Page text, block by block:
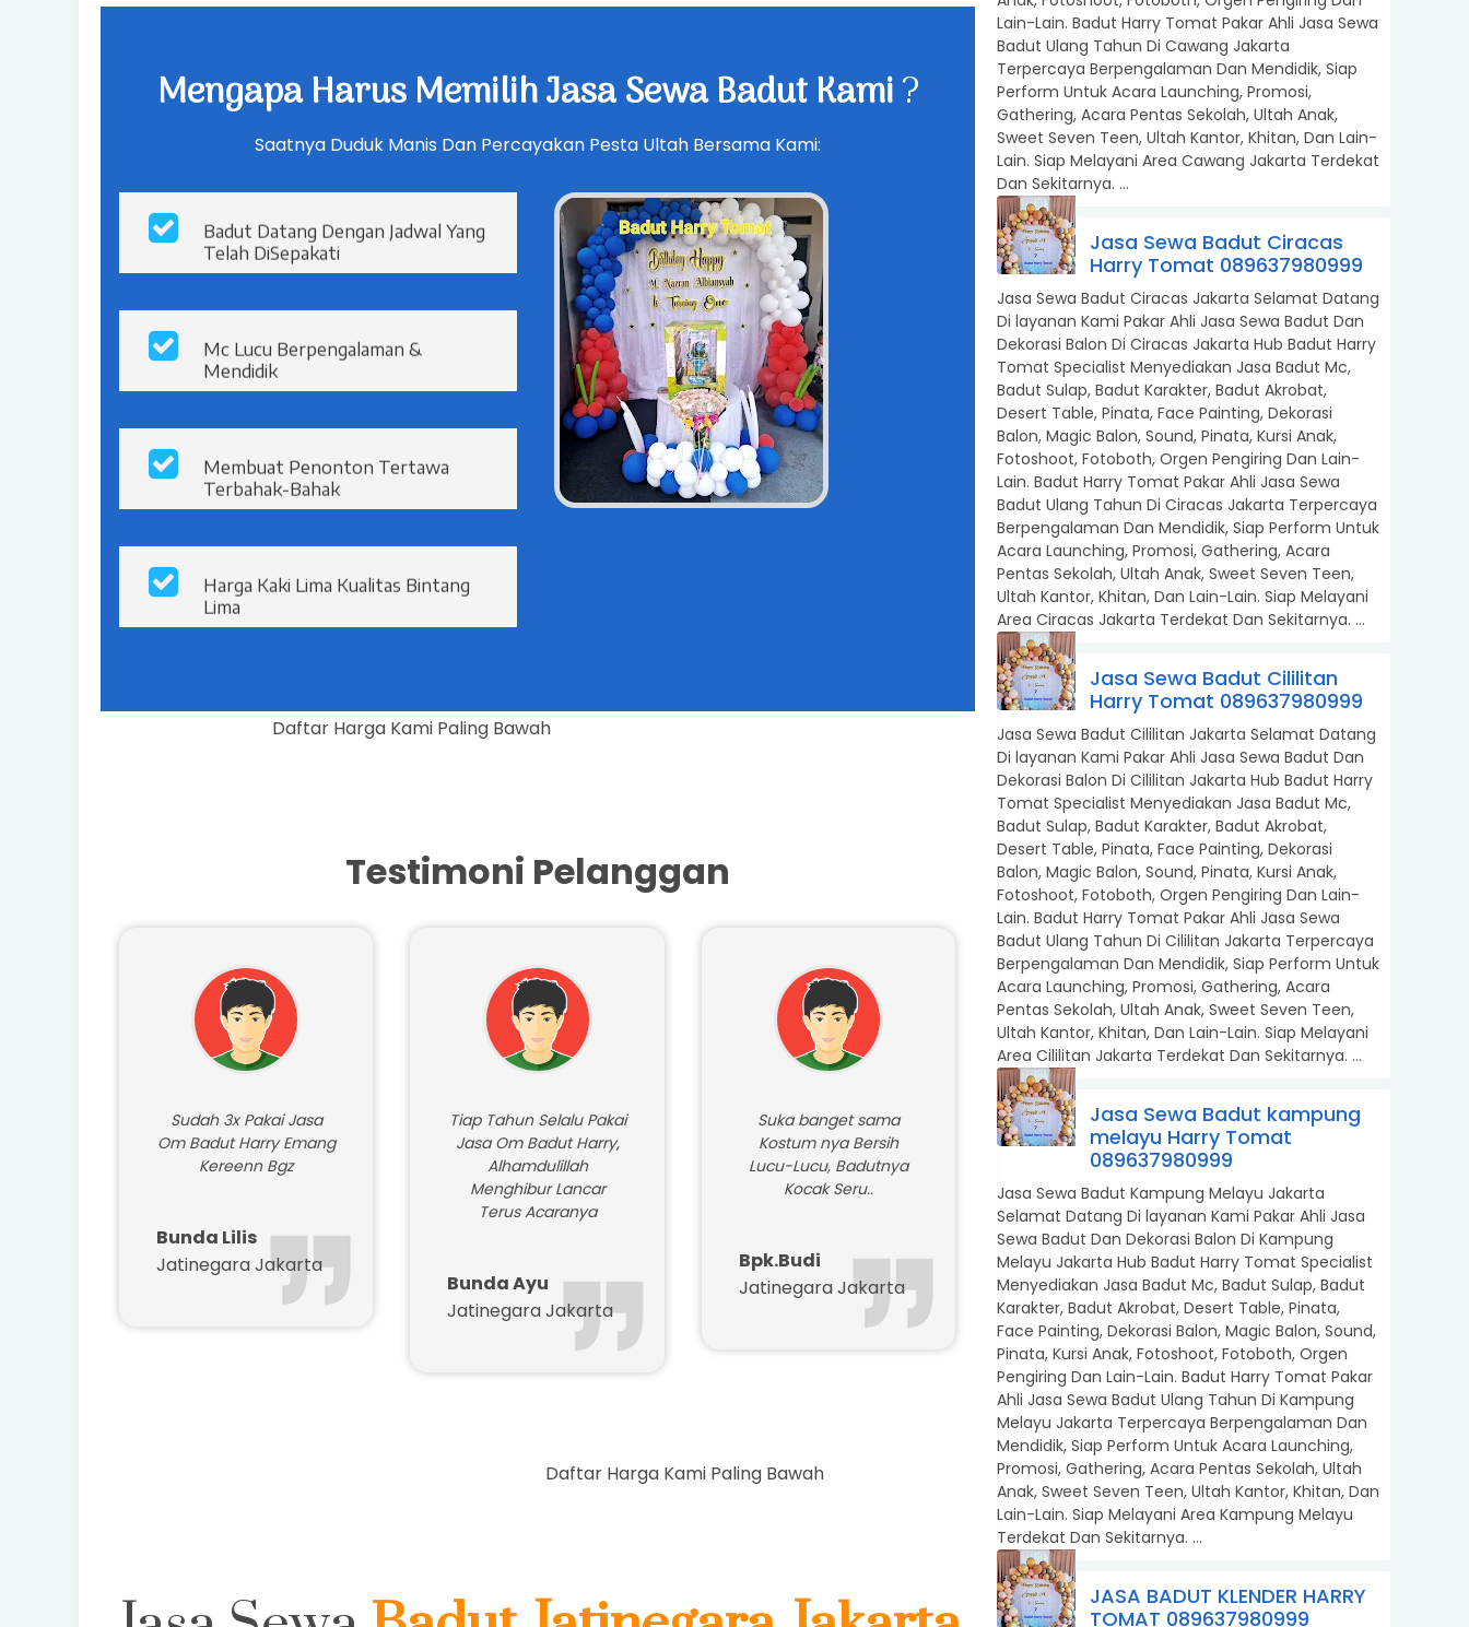
Mengapa Harus Memilih Jasa Sewa Badut Kami?
Saatnya Duduk Manis Dan Percayakan Pesta Ultah Bersama Kami:
Badut Datang Dengan Jadwal Yang
Mc Lucu Berpengalaman &
Membuat Penonton Tertawa
Harga Kaki Lima Kualitas Bintang
Daftar Harga Kami Paling Bawah
Testimoni Pelanggan
Sudah 3x Pakai Jasa
Om Badut Harry Emang
Kereenn Bgz
Bunda Lilis
Jatinegara Jakarta
Tiap Tahun Selalu Pakai
Jasa Om Badut Harry,
Alhamdulillah
Menghibur Lancar
Terus Acaranya
Bunda Ayu
Jatinegara Jakarta
Suka banget sama
Kostum nya Bersih
Lucu-Lucu, Badutnya
Kocak Seru..
Bpk.Budi
Jatinegara Jakarta
Daftar Harga Kami Paling Bawah
Lain-Lain. Badut Harry Tomat Pakar Ahli Jasa Sewa
Badut Ulang Tahun Di Cawang Jakarta
Terpercaya Berpengalaman Dan Mendidik, Siap
Perform Untuk Acara Launching, Promosi,
Gathering, Acara Pentas Sekolah, Ultah Anak,
Sweet Seven Teen, Ultah Kantor, Khitan, Dan Lain-
Lain. Siap Melayani Area Cawang Jakarta Terdekat
Dan Sekitarnya. ...
Jasa Sewa Badut Ciracas
Harry Tomat 089637980999
Jasa Sewa Badut Ciracas Jakarta Selamat Datang
Di layanan Kami Pakar Ahli Jasa Sewa Badut Dan
Dekorasi Balon Di Ciracas Jakarta Hub Badut Harry
Tomat Specialist Menyediakan Jasa Badut Mc,
Badut Sulap, Badut Karakter, Badut Akrobat,
Desert Table, Pinata, Face Painting, Dekorasi
Balon, Magic Balon, Sound, Pinata, Kursi Anak,
Fotoshoot, Fotoboth, Orgen Pengiring Dan Lain-
Lain. Badut Harry Tomat Pakar Ahli Jasa Sewa
Badut Ulang Tahun Di Ciracas Jakarta Terpercaya
Berpengalaman Dan Mendidik, Siap Perform Untuk
Acara Launching, Promosi, Gathering, Acara
Pentas Sekolah, Ultah Anak, Sweet Seven Teen,
Ultah Kantor, Khitan, Dan Lain-Lain. Siap Melayani
Area Ciracas Jakarta Terdekat Dan Sekitarnya. ...
Jasa Sewa Badut Cililitan
Harry Tomat 089637980999
Jasa Sewa Badut Cililitan Jakarta Selamat Datang
Di layanan Kami Pakar Ahli Jasa Sewa Badut Dan
Dekorasi Balon Di Cililitan Jakarta Hub Badut Harry
Tomat Specialist Menyediakan Jasa Badut Mc,
Badut Sulap, Badut Karakter, Badut Akrobat,
Desert Table, Pinata, Face Painting, Dekorasi
Balon, Magic Balon, Sound, Pinata, Kursi Anak,
Fotoshoot, Fotoboth, Orgen Pengiring Dan Lain-
Lain. Badut Harry Tomat Pakar Ahli Jasa Sewa
Badut Ulang Tahun Di Cililitan Jakarta Terpercaya
Berpengalaman Dan Mendidik, Siap Perform Untuk
Acara Launching, Promosi, Gathering, Acara
Pentas Sekolah, Ultah Anak, Sweet Seven Teen,
Ultah Kantor, Khitan, Dan Lain-Lain. Siap Melayani
Area Cililitan Jakarta Terdekat Dan Sekitarnya. ...
Jasa Sewa Badut kampung
melayu Harry Tomat
089637980999
Jasa Sewa Badut Kampung Melayu Jakarta
Selamat Datang Di layanan Kami Pakar Ahli Jasa
Sewa Badut Dan Dekorasi Balon Di Kampung
Melayu Jakarta Hub Badut Harry Tomat Specialist
Menyediakan Jasa Badut Mc, Badut Sulap, Badut
Karakter, Badut Akrobat, Desert Table, Pinata,
Face Painting, Dekorasi Balon, Magic Balon, Sound,
Pinata, Kursi Anak, Fotoshoot, Fotoboth, Orgen
Pengiring Dan Lain-Lain. Badut Harry Tomat Pakar
Ahli Jasa Sewa Badut Ulang Tahun Di Kampung
Melayu Jakarta Terpercaya Berpengalaman Dan
Mendidik, Siap Perform Untuk Acara Launching,
Promosi, Gathering, Acara Pentas Sekolah, Ultah
Anak, Sweet Seven Teen, Ultah Kantor, Khitan, Dan
Lain-Lain. Siap Melayani Area Kampung Melayu
Terdekat Dan Sekitarnya. ...
JASA BADUT KLENDER HARRY
TOMAT 089637980999